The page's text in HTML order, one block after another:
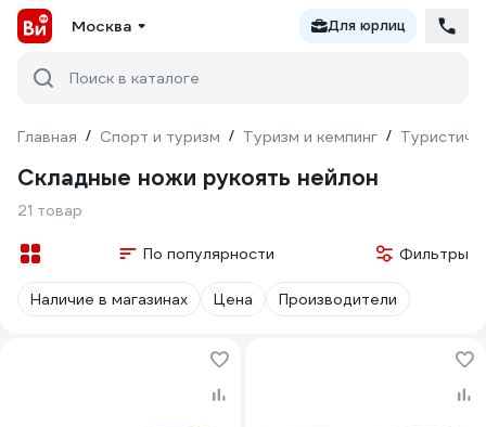
Москва Для юрлиц
Поиск в каталоге
Главная / Спорт и туризм / Туризм и кемпинг /
Складные ножи рукоять нейлон
21 товар
По популярности Фильтры
Наличие в магазинах Цена Производители